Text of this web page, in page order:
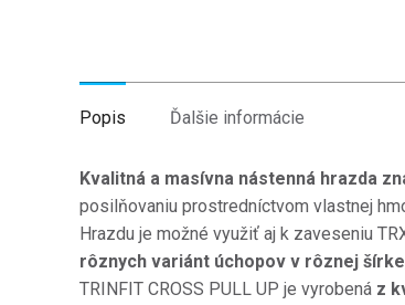
Popis Ďalšie informácie
Kvalitná a masívna nástenná hrazda
posilňovaniu prostredníctvom vlastnej
Hrazdu je možné využiť aj k zaveseniu
rôznych variánt úchopov v rôznej šírke
TRINFIT CROSS PULL UP je vyrobená z